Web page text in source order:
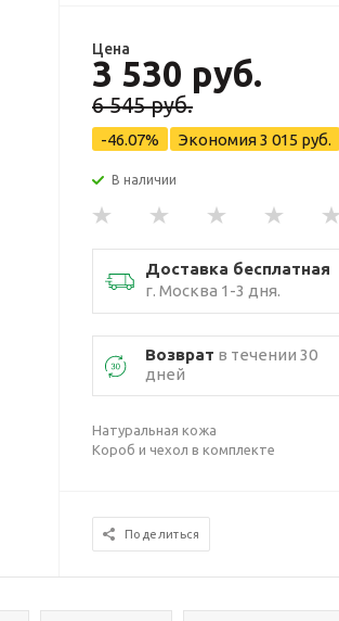
Цена
3 530 руб.
6 545 руб.
-46.07% Экономия3 015 руб.
В наличии
Доставка бесплатная
г. Москва 1-3 дня.
Возврат в течении 30
дней
Натуральная кожа
Короб и чехол в комплекте
Поделиться